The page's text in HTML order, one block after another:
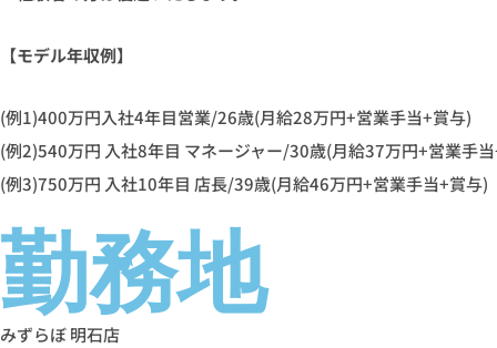
【モデル年収例】
(例1)400万円入社4年目営業/26歳(月給28万円+営業手当+賞与)
(例2)540万円 入社8年目 マネージャー/30歳(月給37万円+営業手
(例3)750万円 入社10年目 店長/39歳(月給46万円+営業手当+賞与)
勤務地
みずらぼ 明石店